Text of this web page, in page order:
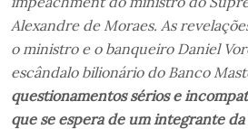
Alexandre de Moraes. As
o ministro e o banqueiro Daniel
escândalo bilionário do Banco
questionamentos sérios e
que se espera de um integrante